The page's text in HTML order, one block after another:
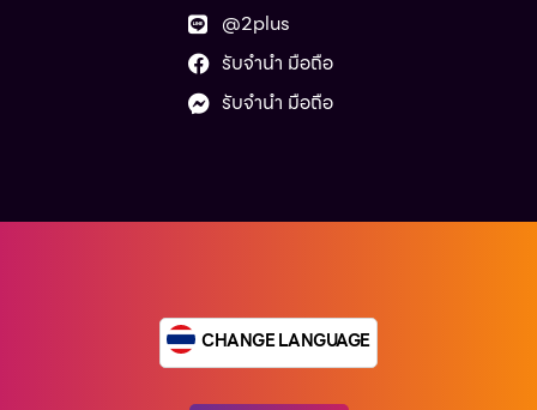
@2plus
รับจำนำ มือถือ
รับจำนำ มือถือ
CHANGE LANGUAGE